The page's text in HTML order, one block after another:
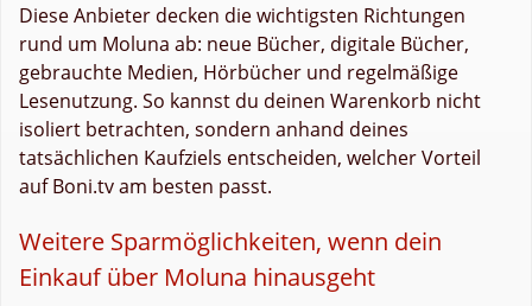
Diese Anbieter decken die wichtigsten Richtungen
rund um Moluna ab: neue Bücher, digitale Bücher,
gebrauchte Medien, Hörbücher und regelmäßige
Lesenutzung. So kannst du deinen Warenkorb nicht
isoliert betrachten, sondern anhand deines
tatsächlichen Kaufziels entscheiden, welcher Vorteil
auf Boni.tv am besten passt.
Weitere Sparmöglichkeiten, wenn dein
Einkauf über Moluna hinausgeht